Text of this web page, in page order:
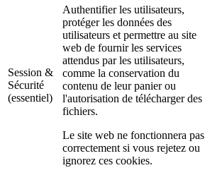
Session &
Sécurité
(essentiel)
Authentifier les utilisateurs,
protéger les données des
utilisateurs et permettre au site
web de fournir les services
attendus par les utilisateurs,
comme la conservation du
contenu de leur panier ou
l'autorisation de télécharger des
fichiers.
Le site web ne fonctionnera pas
correctement si vous rejetez ou
ignorez ces cookies.